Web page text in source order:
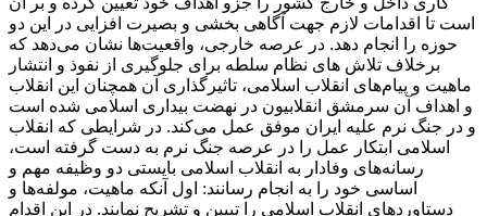
است تا اقدامات لازم جهت آگاهی بخشی و بصیرت افزایی در این دو
حوزه را انجام دهد. در عرصه خارجی، واقعیت‌ها نشان می‌دهد که
برخلاف تلاش های نظام سلطه برای جلوگیری از نفوذ و انتشار
ماهیت و پیام‌های انقلاب اسلامی، تاثیرگذاری آن همچنان این انقلاب
و اهداف آن سرمشق انقلابیون در نهضت بیداری اسلامی شده است
و در جنگ نرم علیه ایران موفق عمل می‌کند. در شرایطی که انقلاب
اسلامی ابتکار عمل را در عرصه جنگ نرم به دست گرفته است،
رسانه‌های وفادار به انقلاب اسلامی بایستی دو وظیفه مهم و
اساسی خود را به انجام رسانند: اول آنکه ماهیت، مولفه‌ها و
دستاوردهای انقلاب اسلامی را تبیین و تشریح نمایند. در این اقدام